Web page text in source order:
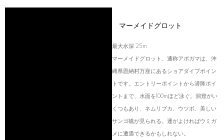
マーメイドグロット
最大水深 25m
マーメイドグロット、通称アポガマは、沖
縄県恩納村万座にあるショアダイブポイン
トです。エントリーポイントから潜降ポイ
ントまで、水面を100mほど泳ぐ。洞窟がい
くつもあり、ネムリブカ、ウツボ、美しい
サンゴ礁が見られる。運がよければウミガ
メに遭遇できるかもしれない。